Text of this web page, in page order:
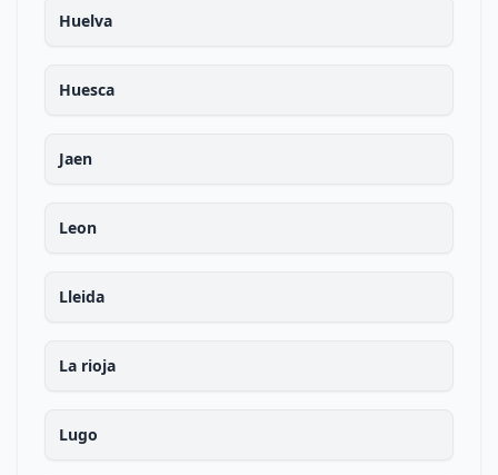
Huelva
Huesca
Jaen
Leon
Lleida
La rioja
Lugo